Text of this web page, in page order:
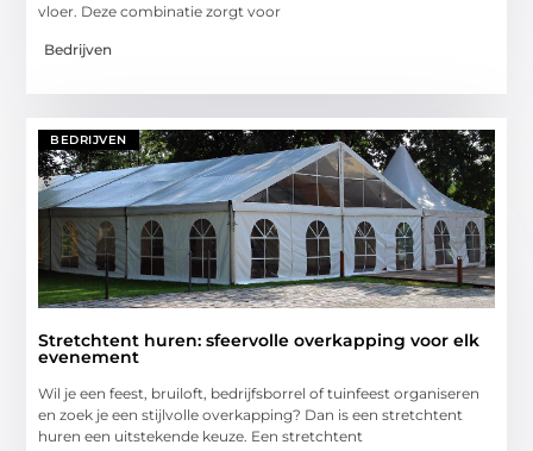
vloer. Deze combinatie zorgt voor
Bedrijven
BEDRIJVEN
Stretchtent huren: sfeervolle overkapping voor elk
evenement
Wil je een feest, bruiloft, bedrijfsborrel of tuinfeest organiseren
en zoek je een stijlvolle overkapping? Dan is een stretchtent
huren een uitstekende keuze. Een stretchtent